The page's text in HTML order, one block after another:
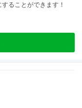
ることができます！